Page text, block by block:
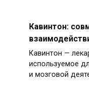
Кавинтон:
Кавинтон —
используемое
и мозговой